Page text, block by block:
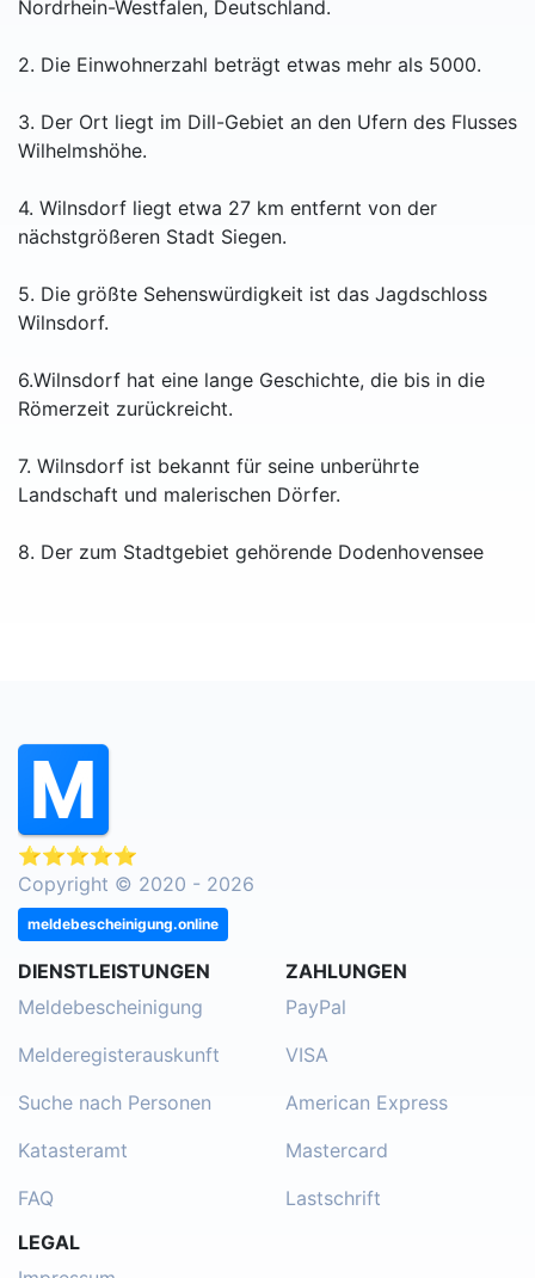
Nordrhein-Westfalen, Deutschland.
2. Die Einwohnerzahl beträgt etwas mehr als 5000.
3. Der Ort liegt im Dill-Gebiet an den Ufern des Flusses
Wilhelmshöhe.
4. Wilnsdorf liegt etwa 27 km entfernt von der
nächstgrößeren Stadt Siegen.
5. Die größte Sehenswürdigkeit ist das Jagdschloss
Wilnsdorf.
6.Wilnsdorf hat eine lange Geschichte, die bis in die
Römerzeit zurückreicht.
7. Wilnsdorf ist bekannt für seine unberührte
Landschaft und malerischen Dörfer.
8. Der zum Stadtgebiet gehörende Dodenhovensee
⭐⭐⭐⭐⭐
Copyright © 2020 - 2026
meldebescheinigung.online
DIENSTLEISTUNGEN
Meldebescheinigung
Melderegisterauskunft
Suche nach Personen
Katasteramt
FAQ
ZAHLUNGEN
PayPal
VISA
American Express
Mastercard
Lastschrift
LEGAL